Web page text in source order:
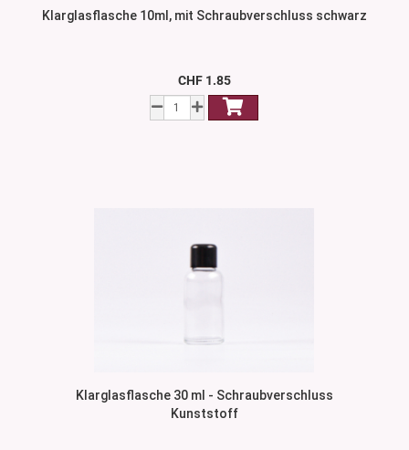
Klarglasflasche 10ml, mit Schraubverschluss schwarz
CHF 1.85
Klarglasflasche 30 ml - Schraubverschluss
Kunststoff